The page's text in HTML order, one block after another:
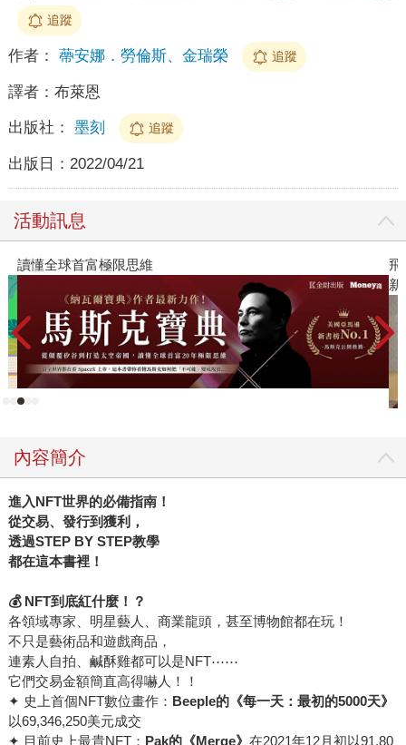
追蹤
作者： 蔕安娜．勞倫斯、金瑞榮 追蹤
譯者： 布萊恩
出版社： 墨刻 追蹤
出版日： 2022/04/21
活動訊息
讀懂全球首富極限思維
飛
新
內容簡介
進入NFT世界的必備指南！
從交易、發行到獲利，
透過STEP BY STEP教學
都在這本書裡！
💰NFT到底紅什麼！？
各領域專家、明星藝人、商業龍頭，甚至博物館都在玩！
不只是藝術品和遊戲商品，
連素人自拍、鹹酥雞都可以是NFT⋯⋯
它們交易金額簡直高得嚇人！！
✦ 史上首個NFT數位畫作： Beeple的《每一天：最初的5000天》
以69,346,250美元成交
✦ 目前史上最貴NFT： Pak的《Merge》 在2021年12月初以91,80